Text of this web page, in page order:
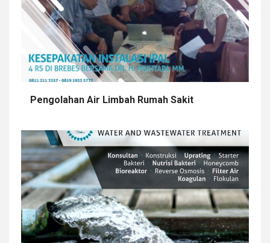
Pengolahan Air Limbah Rumah Sakit